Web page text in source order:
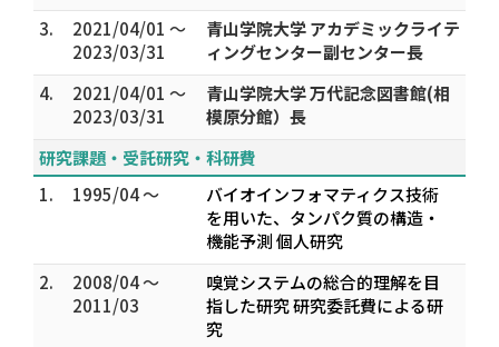
3.
2021/04/01 ～
2023/03/31
青山学院大学 アカデミックライテ
ィングセンター副センター長
4.
2021/04/01 ～
2023/03/31
青山学院大学 万代記念図書館(相
模原分館）長
研究課題・受託研究・科研費
1.
1995/04 ～
バイオインフォマティクス技術
を用いた、タンパク質の構造・
機能予測 個人研究
2.
2008/04 ～
2011/03
嗅覚システムの総合的理解を目
指した研究 研究委託費による研
究